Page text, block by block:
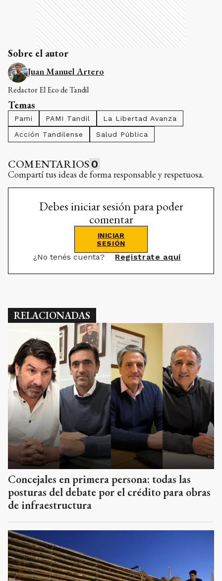
Sobre el autor
Juan Manuel Artero
Redactor El Eco de Tandil
Temas
Pami PAMI Tandil
La Libertad Avanza
Acción Tandilense
Salud Pública
COMENTARIOS 0
Compartí tus ideas de forma responsable y respetuosa.
Debes iniciar sesión para poder
comentar
INICIAR
SESIÓN
¿No tenés cuenta? Registrate aquí
RELACIONADAS
Concejales en primera persona: todas las
posturas del debate por el crédito para obras
de infraestructura